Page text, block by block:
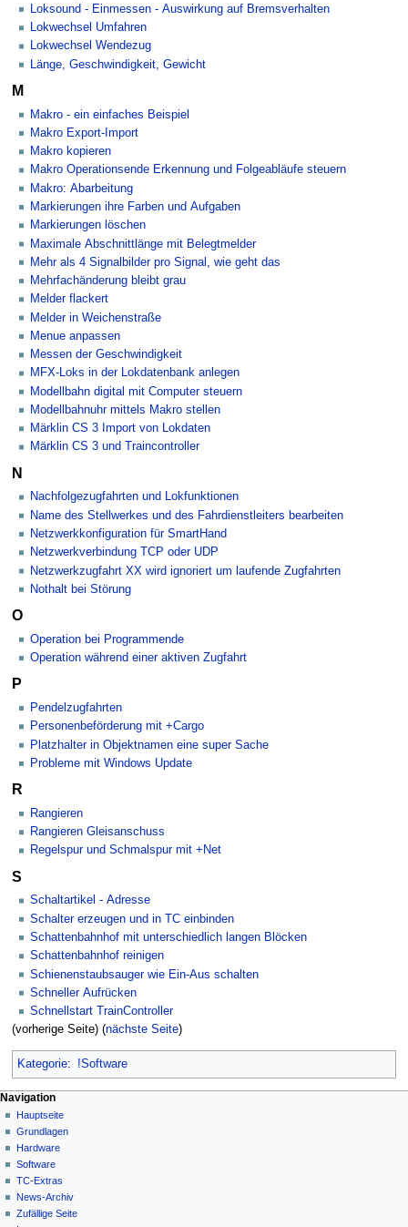
Loksound - Einmessen - Auswirkung auf Bremsverhalten
Lokwechsel Umfahren
Lokwechsel Wendezug
Länge, Geschwindigkeit, Gewicht
M
Makro - ein einfaches Beispiel
Makro Export-Import
Makro kopieren
Makro Operationsende Erkennung und Folgeabläufe steuern
Makro: Abarbeitung
Markierungen ihre Farben und Aufgaben
Markierungen löschen
Maximale Abschnittlänge mit Belegtmelder
Mehr als 4 Signalbilder pro Signal, wie geht das
Mehrfachänderung bleibt grau
Melder flackert
Melder in Weichenstraße
Menue anpassen
Messen der Geschwindigkeit
MFX-Loks in der Lokdatenbank anlegen
Modellbahn digital mit Computer steuern
Modellbahnuhr mittels Makro stellen
Märklin CS 3 Import von Lokdaten
Märklin CS 3 und Traincontroller
N
Nachfolgezugfahrten und Lokfunktionen
Name des Stellwerkes und des Fahrdienstleiters bearbeiten
Netzwerkkonfiguration für SmartHand
Netzwerkverbindung TCP oder UDP
Netzwerkzugfahrt XX wird ignoriert um laufende Zugfahrten
Nothalt bei Störung
O
Operation bei Programmende
Operation während einer aktiven Zugfahrt
P
Pendelzugfahrten
Personenbeförderung mit +Cargo
Platzhalter in Objektnamen eine super Sache
Probleme mit Windows Update
R
Rangieren
Rangieren Gleisanschuss
Regelspur und Schmalspur mit +Net
S
Schaltartikel - Adresse
Schalter erzeugen und in TC einbinden
Schattenbahnhof mit unterschiedlich langen Blöcken
Schattenbahnhof reinigen
Schienenstaubsauger wie Ein-Aus schalten
Schneller Aufrücken
Schnellstart TrainController
(vorherige Seite) (nächste Seite)
Kategorie: !Software
N
a
v
g
a
Seitenaktionen
Kategorie
Diskussion
Lesen
Quelltext
anzeigen
Versionsgeschichte
Meine Werkzeuge
Deutsch
Anmelden
Navigation
Hauptseite
Grundlagen
Hardware
Software
TC-Extras
News-Archiv
Zufällige Seite